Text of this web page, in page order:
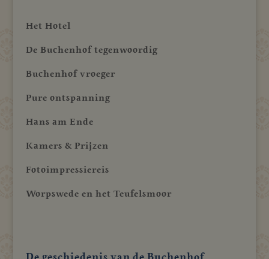
Het Hotel
De Buchenhof tegenwoordig
Buchenhof vroeger
Pure ontspanning
Hans am Ende
Kamers & Prijzen
Fotoimpressiereis
Worpswede en het Teufelsmoor